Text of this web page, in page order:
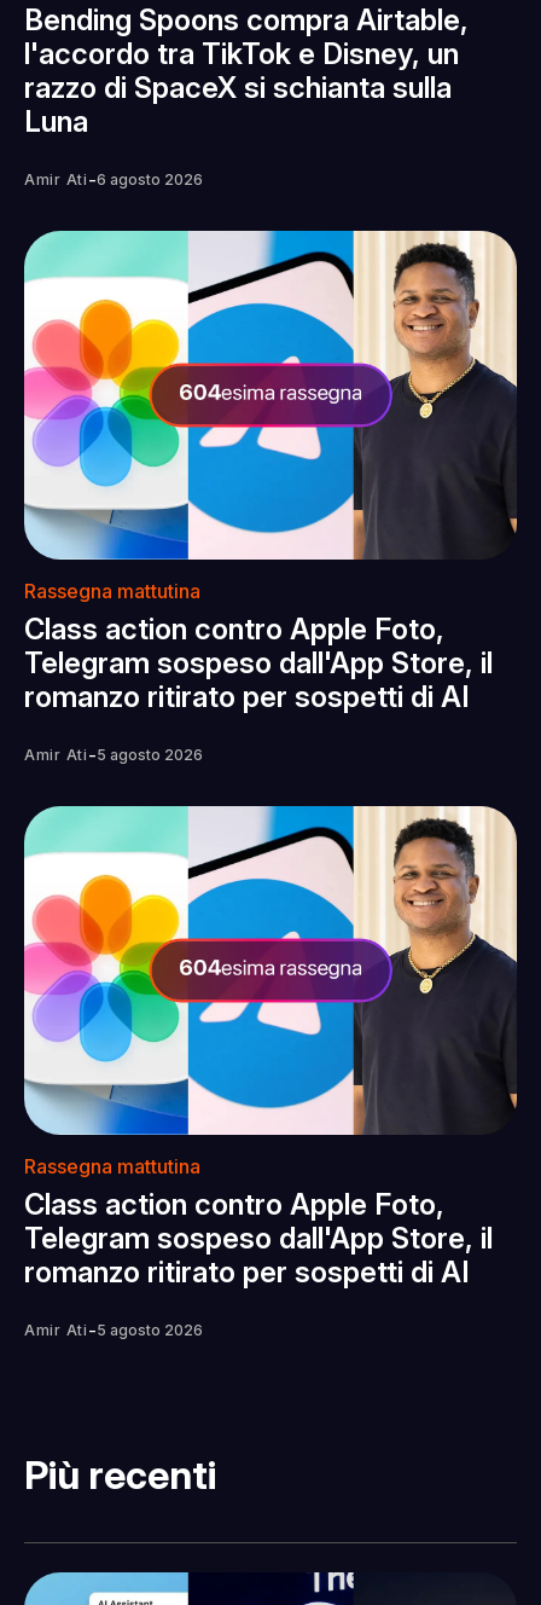
Bending Spoons compra Airtable,
l'accordo tra TikTok e Disney, un
razzo di SpaceX si schianta sulla
Luna
Amir Ati -6 agosto 2026
Rassegna mattutina
Class action contro Apple Foto,
Telegram sospeso dall'App Store, il
romanzo ritirato per sospetti di AI
Amir Ati -5 agosto 2026
Rassegna mattutina
Class action contro Apple Foto,
Telegram sospeso dall'App Store, il
romanzo ritirato per sospetti di AI
Amir Ati -5 agosto 2026
Più recenti